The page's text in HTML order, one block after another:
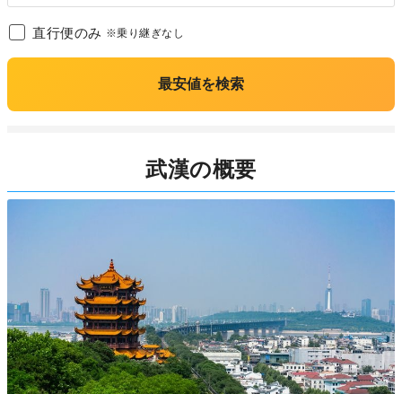
直行便のみ ※乗り継ぎなし
最安値を検索
武漢の概要